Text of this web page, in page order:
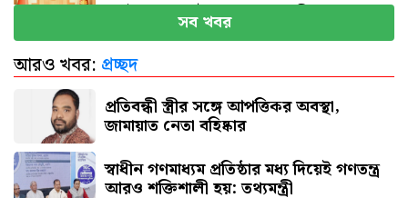
সেপ্টেম্বরে যুক্তরাষ্ট্র যাচ্ছেন প্রধানমন্ত্রী
পিএসসিতে একসঙ্গে ৪ নতুন সদস্য নিয়োগ
সব খবর
আরও খবর: প্রচ্ছদ
প্রতিবন্ধী স্ত্রীর সঙ্গে আপত্তিকর অবস্থা,
জামায়াত নেতা বহিষ্কার
স্বাধীন গণমাধ্যম প্রতিষ্ঠার মধ্য দিয়েই গণতন্ত্র
আরও শক্তিশালী হয়: তথ্যমন্ত্রী